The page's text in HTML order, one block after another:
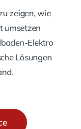
zeigen, wie
umsetzen
Elektro
Lösungen